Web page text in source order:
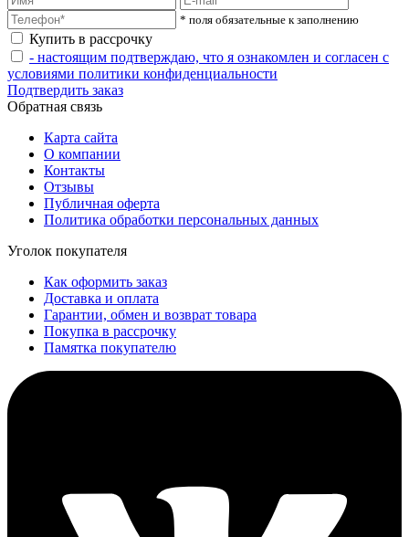
* поля обязательные к заполнению
Купить в рассрочку
- настоящим подтверждаю, что я ознакомлен и согласен с
условиями политики конфиденциальности
Подтвердить заказ
Обратная связь
Карта сайта
О компании
Контакты
Отзывы
Публичная оферта
Политика обработки персональных данных
Уголок покупателя
Как оформить заказ
Доставка и оплата
Гарантии, обмен и возврат товара
Покупка в рассрочку
Памятка покупателю